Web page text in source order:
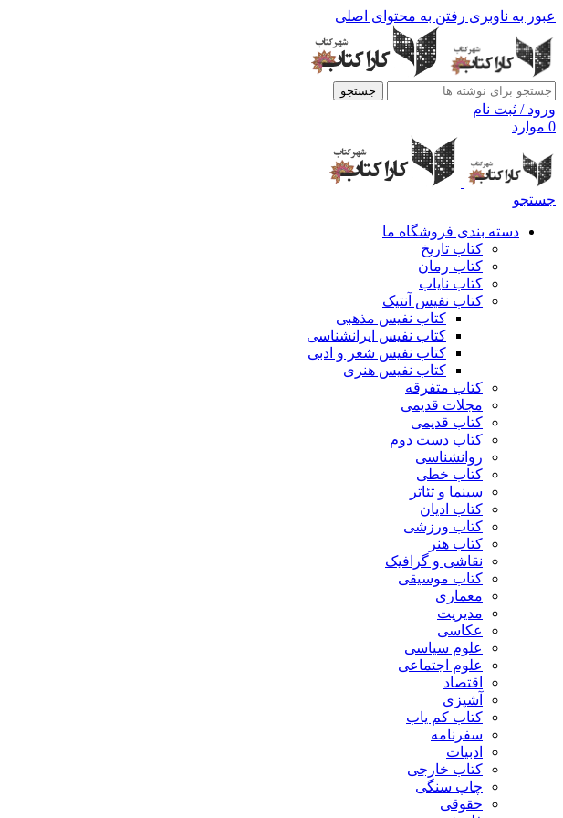
عبور به ناوبری رفتن به محتوای اصلی
جستجو
ورود / ثبت نام
0 موارد
جستجو
دسته بندی فروشگاه ما
کتاب تاریخ
کتاب رمان
کتاب نایاب
کتاب نفیس آنتیک
کتاب نفیس مذهبی
کتاب نفیس ایرانشناسی
کتاب نفیس شعر و ادبی
کتاب نفیس هنری
کتاب متفرقه
مجلات قدیمی
کتاب قدیمی
کتاب دست دوم
روانشناسی
کتاب خطی
سینما و تئاتر
کتاب ادیان
کتاب ورزشی
کتاب هنر
نقاشی و گرافیک
کتاب موسیقی
معماری
مدیریت
عکاسی
علوم سیاسی
علوم اجتماعی
اقتصاد
آشپزی
کتاب کم یاب
سفرنامه
ادبیات
کتاب خارجی
چاپ سنگی
حقوقی